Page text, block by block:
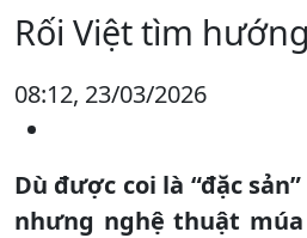
Rối Việt tìm
08:12, 23/03/2026
Dù được coi là “đặc
nhưng nghệ thuật